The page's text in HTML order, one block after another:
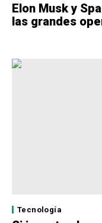
Elon Musk y
las grandes
Tecnología